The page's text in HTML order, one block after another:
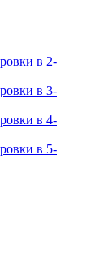
в 2-
в 3-
в 4-
в 5-